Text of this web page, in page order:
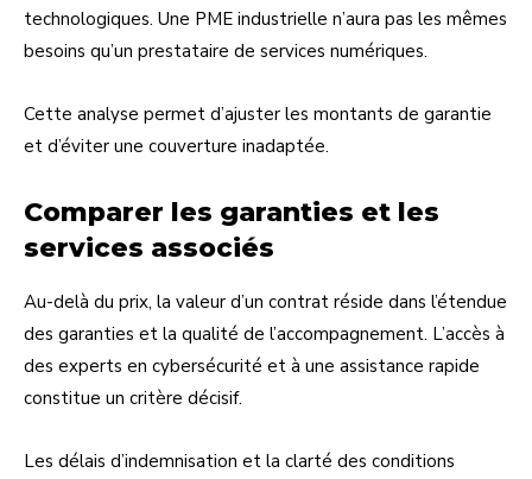
technologiques. Une PME industrielle n’aura pas les mêmes
besoins qu’un prestataire de services numériques.
Cette analyse permet d’ajuster les montants de garantie
et d’éviter une couverture inadaptée.
Comparer les garanties et les
services associés
Au-delà du prix, la valeur d’un contrat réside dans l’étendue
des garanties et la qualité de l’accompagnement. L’accès à
des experts en cybersécurité et à une assistance rapide
constitue un critère décisif.
Les délais d’indemnisation et la clarté des conditions